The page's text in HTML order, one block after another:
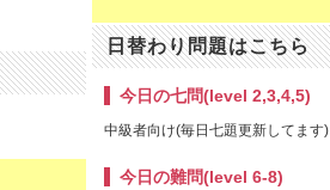
日替わり問題はこちら
今日の七問(level 2,3,4,5)
中級者向け(毎日七題更新してます)
今日の難問(level 6-8)